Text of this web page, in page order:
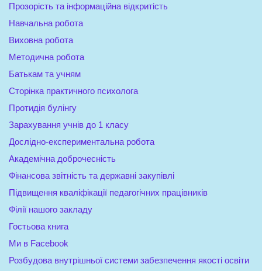
Прозорість та інформаційна відкритість
Навчальна робота
Виховна робота
Методична робота
Батькам та учням
Сторінка практичного психолога
Протидія булінгу
Зарахування учнів до 1 класу
Дослідно-експериментальна робота
Академічна доброчесність
Фінансова звітність та державні закупівлі
Підвищення кваліфікації педагогічних працівників
Філії нашого закладу
Гостьова книга
Ми в Facebook
Розбудова внутрішньої системи забезпечення якості освіти